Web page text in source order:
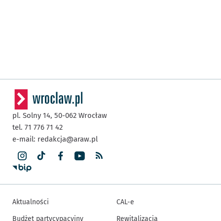
pl. Solny 14, 50-062 Wrocław
tel. 71 776 71 42
e-mail: redakcja@araw.pl
Aktualności
Budżet partycypacyjny
CAL-e
Rewitalizacja